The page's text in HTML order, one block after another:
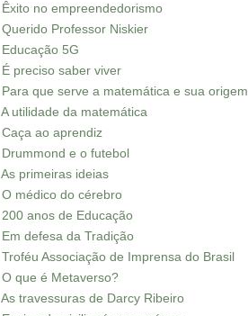
. Êxito no empreendedorismo
. Querido Professor Niskier
. Educação 5G
. É preciso saber viver
. Para que serve a matemática e sua origem
. A utilidade da matemática
. Caça ao aprendiz
. Drummond e o futebol
. As primeiras ideias
. O médico do cérebro
. 200 anos de Educação
. Em defesa da Tradição
. Troféu Associação de Imprensa do Brasil
. O que é Metaverso?
. As travessuras de Darcy Ribeiro